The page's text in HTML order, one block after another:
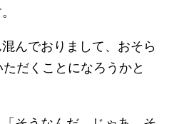
んでおりまして、おそら
だくことになろうかと